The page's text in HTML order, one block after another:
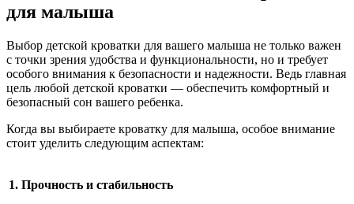
для малыша
Выбор детской кроватки для вашего малыша не только важен
с точки зрения удобства и функциональности, но и требует
особого внимания к безопасности и надежности. Ведь главная
цель любой детской кроватки — обеспечить комфортный и
безопасный сон вашего ребенка.
Когда вы выбираете кроватку для малыша, особое внимание
стоит уделить следующим аспектам:
1. Прочность и стабильность